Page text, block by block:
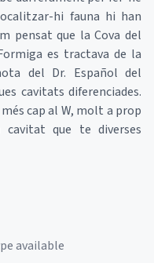
hi fauna hi han
pensat que la Cova del
es tractava de la
del Dr. Español del
cavitats diferenciades.
cap al W, molt a prop
que te diverses
available